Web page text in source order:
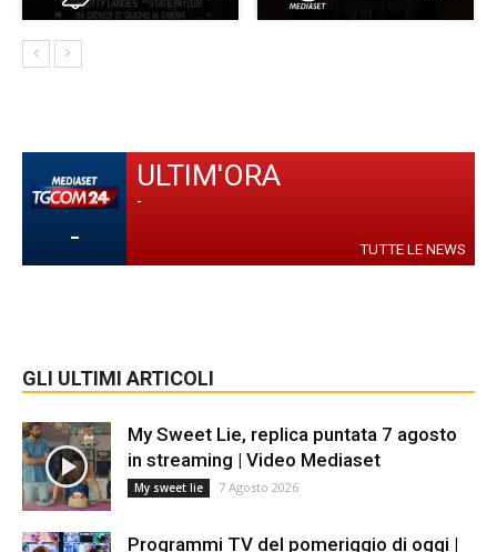
-
ULTIM'ORA
-
TUTTE LE NEWS
GLI ULTIMI ARTICOLI
My Sweet Lie, replica puntata 7 agosto
in streaming | Video Mediaset
My sweet lie 7 Agosto 2026
Programmi TV del pomeriggio di oggi |